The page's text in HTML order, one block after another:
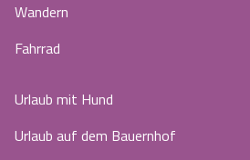
Wandern
Fahrrad
Urlaub mit Hund
Urlaub auf dem Bauernhof